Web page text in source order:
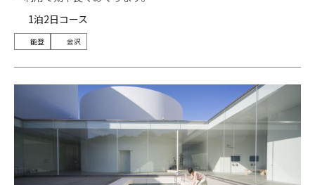
1泊2日コース
能登 金沢